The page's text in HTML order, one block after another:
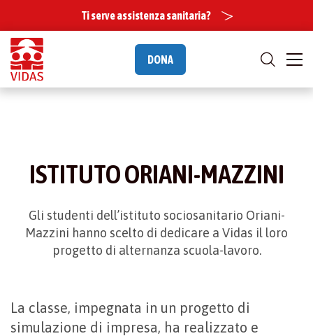
Ti serve assistenza sanitaria?
DONA
ISTITUTO ORIANI-MAZZINI
Gli studenti dell’istituto sociosanitario Oriani-
Mazzini hanno scelto di dedicare a Vidas il loro
progetto di alternanza scuola-lavoro.
La classe, impegnata in un progetto di
simulazione di impresa, ha realizzato e